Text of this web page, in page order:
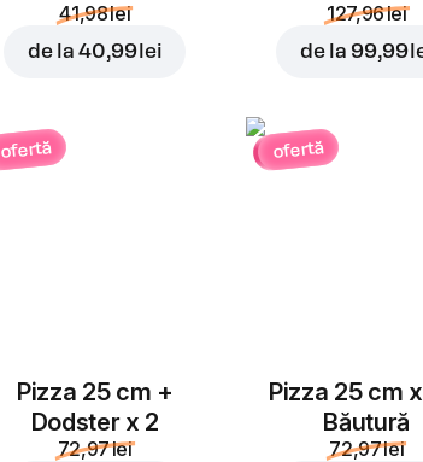
41,98 lei
de la40,99 lei
127,96 lei
de la 99,99
ofertă
Pizza 25 cm +
Dodster x 2
72,97 lei
ofertă
Pizza 25 cm
Băutură
72,97 lei